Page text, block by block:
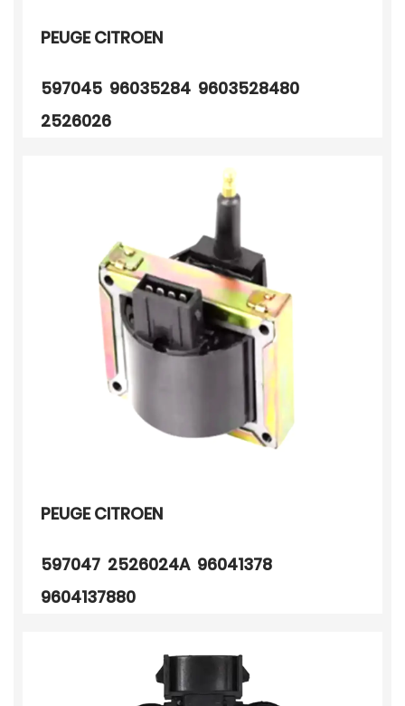
PEUGE CITROEN
597045 96035284 9603528480
2526026
PEUGE CITROEN
597047 2526024A 96041378
9604137880